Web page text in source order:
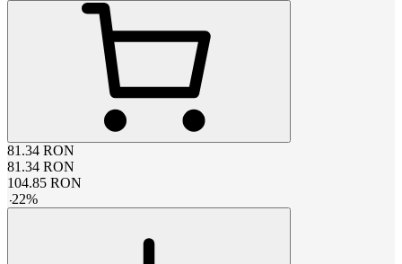
81.34 RON
81.34 RON
104.85 RON
-22%